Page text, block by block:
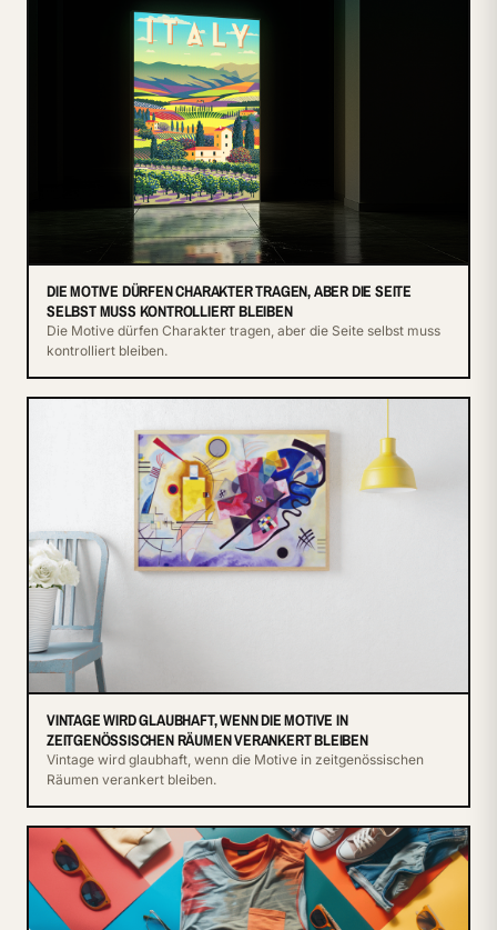
DIE MOTIVE DÜRFEN CHARAKTER TRAGEN, ABER DIE SEITE
SELBST MUSS KONTROLLIERT BLEIBEN
Die Motive dürfen Charakter tragen, aber die Seite selbst muss
kontrolliert bleiben.
VINTAGE WIRD GLAUBHAFT, WENN DIE MOTIVE IN
ZEITGENÖSSISCHEN RÄUMEN VERANKERT BLEIBEN
Vintage wird glaubhaft, wenn die Motive in zeitgenössischen
Räumen verankert bleiben.